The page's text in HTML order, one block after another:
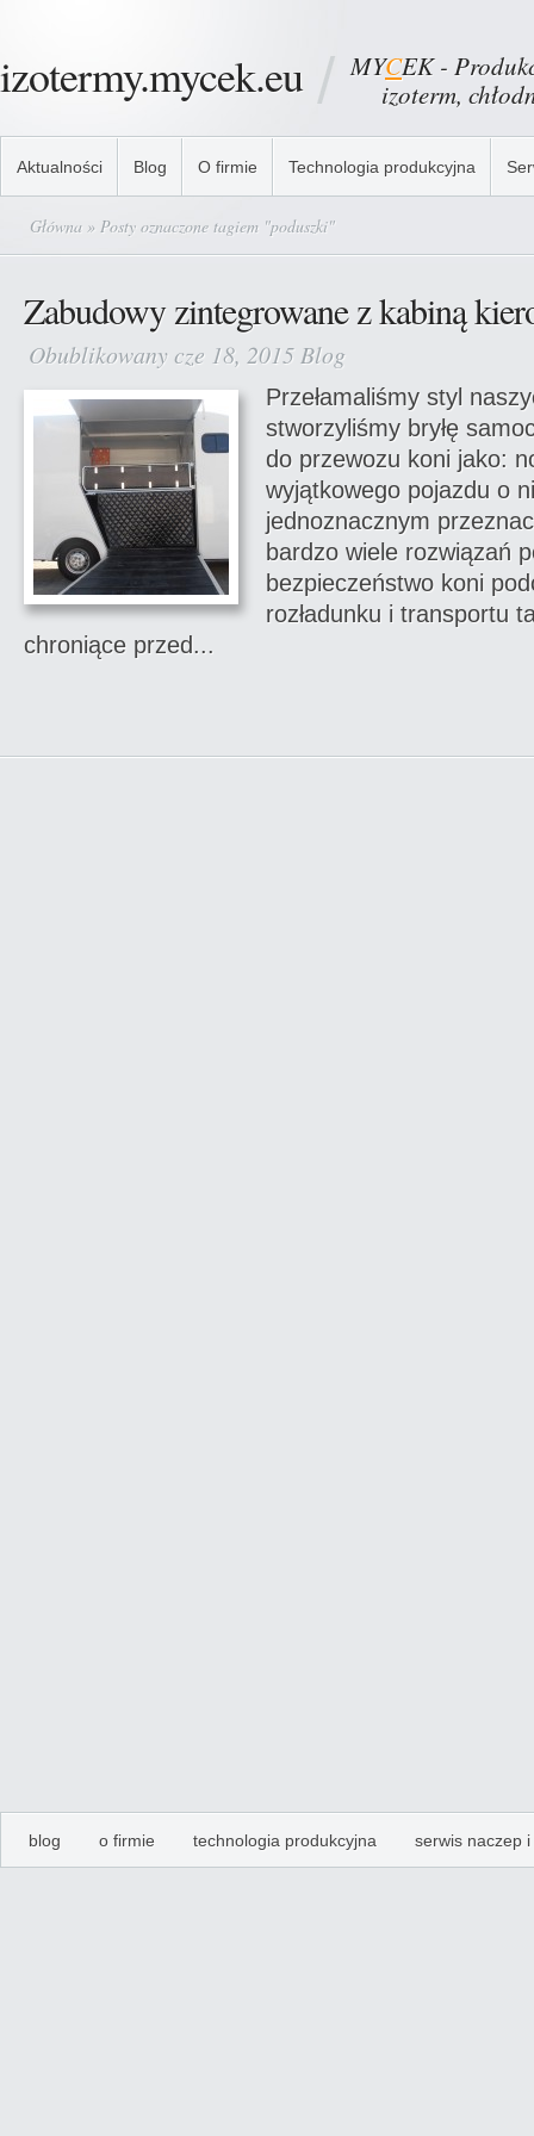
izotermy.mycek.eu MYCEK -
izoterm,
Aktualności Blog O firmie Technologia produkcyjna
Główna » Posty oznaczone tagiem "poduszki"
Zabudowy zintegrowane z kabiną
Obublikowany cze 18, 2015 Blog
Przełamaliśmy styl
stworzyliśmy bryłę
do przewozu koni jako:
wyjątkowego pojazdu o
jednoznacznym
bardzo wiele rozwiązań
bezpieczeństwo koni
rozładunku i transportu
chroniące przed...
blog o firmie technologia produkcyjna serwis naczep